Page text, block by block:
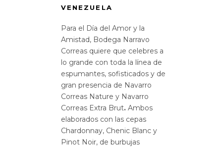
VENEZUELA
Para el Día del Amor y la
Amistad, Bodega Narravo
Correas quiere que celebres a
lo grande con toda la línea de
espumantes, sofisticados y de
gran presencia de Navarro
Correas Nature y Navarro
Correas Extra Brut. Ambos
elaborados con las cepas
Chardonnay, Chenic Blanc y
Pinot Noir, de burbujas